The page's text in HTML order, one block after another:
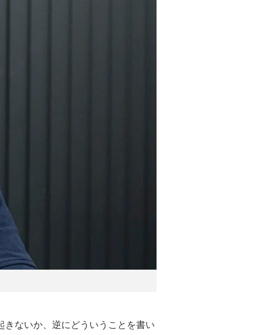
ないか、逆にどういうことを書い